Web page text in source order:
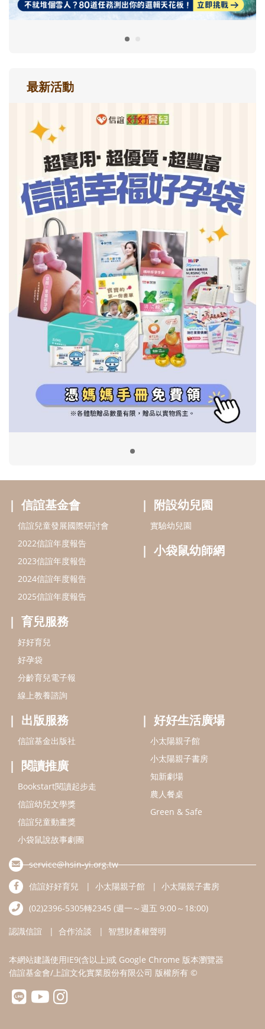
信誼基金會
2022信誼年度報告
2023信誼年度報告
2024信誼年度報告
好孕袋
分齡育兒電子報
線上教養諮詢
附設幼兒園
小袋鼠幼師網
出版服務
信誼基金出版社
閱讀推廣
Bookstart閱讀起步走
信誼幼兒文學獎
信誼兒童動畫獎
小袋鼠說故事劇團
service@hsin-yi.org.tw
信誼好好育兒
小太陽親子書房
(02)2396-5305轉2345 (週一～週五 9:00～18:00)
認識信誼 合作洽談 智慧財產權聲明
本網站建議使用IE9(含以上)或 Google Chrome 版本瀏覽器
信誼基金會/上誼文化實業股份有限公司 版權所有 ©